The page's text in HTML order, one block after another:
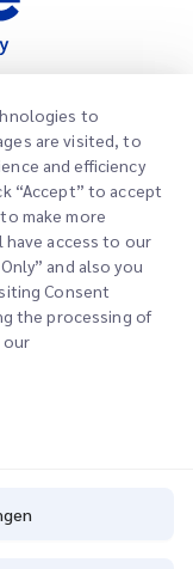
to
are visited, to
and efficiency
“Accept” to accept
make more
access to our
and also you
Consent
the processing of
our